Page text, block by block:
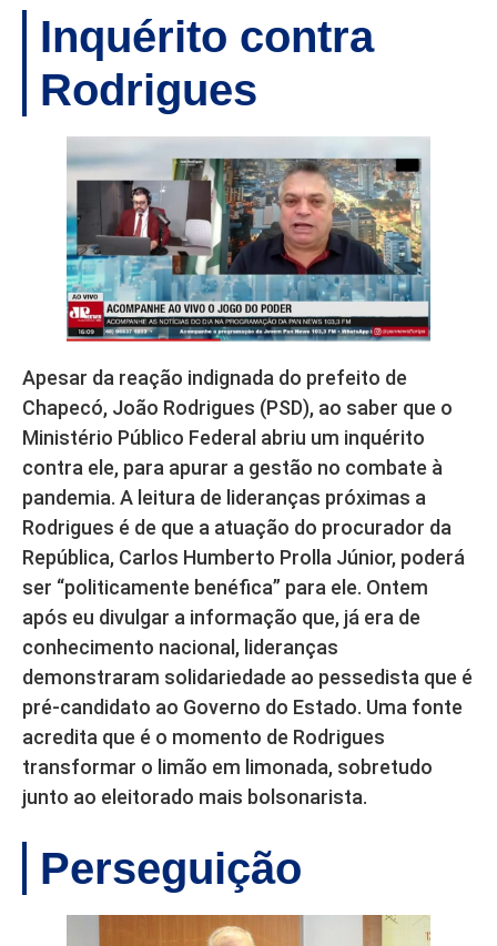
Inquérito contra
Rodrigues
Apesar da reação indignada do prefeito de
Chapecó, João Rodrigues (PSD), ao saber que o
Ministério Público Federal abriu um inquérito
contra ele, para apurar a gestão no combate à
pandemia. A leitura de lideranças próximas a
Rodrigues é de que a atuação do procurador da
República, Carlos Humberto Prolla Júnior, poderá
ser “politicamente benéfica” para ele. Ontem
após eu divulgar a informação que, já era de
conhecimento nacional, lideranças
demonstraram solidariedade ao pessedista que é
pré-candidato ao Governo do Estado. Uma fonte
acredita que é o momento de Rodrigues
transformar o limão em limonada, sobretudo
junto ao eleitorado mais bolsonarista.
Perseguição